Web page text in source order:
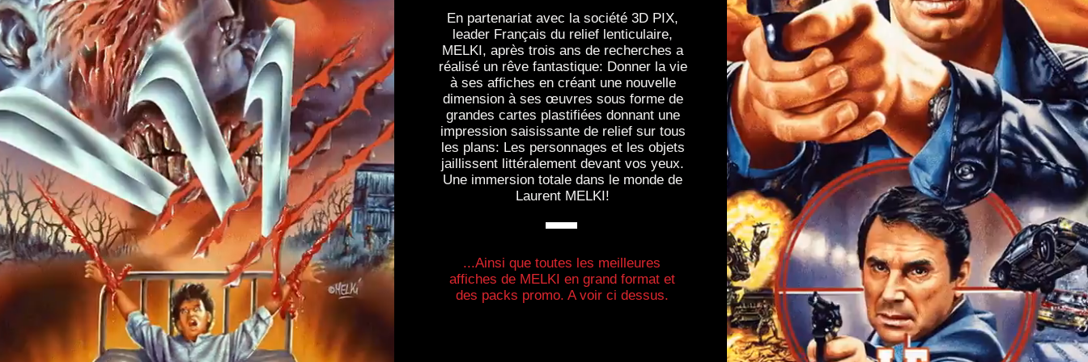
En partenariat avec la société 3D PIX,
leader Français du relief lenticulaire,
MELKI, après trois ans de recherches a
réalisé un rêve fantastique: Donner la vie
à ses affiches en créant une nouvelle
dimension à ses œuvres sous forme de
grandes cartes plastifiées donnant une
impression saisissante de relief sur tous
les plans: Les personnages et les objets
jaillissent littéralement devant vos yeux.
Une immersion totale dans le monde de
Laurent MELKI!
...Ainsi que toutes les meilleures
affiches de MELKI en grand format et
des packs promo. A voir ci dessus.